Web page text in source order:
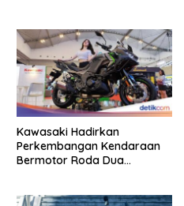
Kawasaki Hadirkan
Perkembangan Kendaraan
Bermotor Roda Dua